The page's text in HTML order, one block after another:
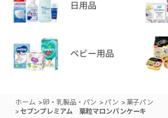
ホーム >卵・乳製品・パン > パン >菓子パン
>セブンプレミアム 栗粒マロンパンケーキ